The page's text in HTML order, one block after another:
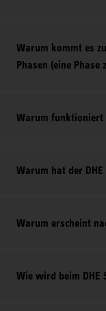
Warum kommt es
Phasen (eine
Warum funktioniert
Warum hat der
Warum erscheint
Wie wird beim DHE